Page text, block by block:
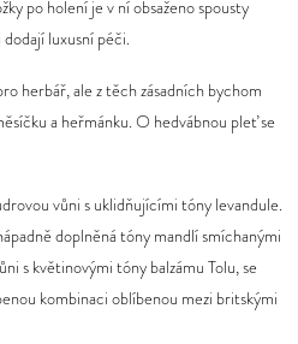
po holení je v ní obsaženo spousty
luxusní péči.
herbář, ale z těch zásadních bychom
a heřmánku. O hedvábnou pleť se
vůni s uklidňujícími tóny levandule.
doplněná tóny mandlí smíchanými
s květinovými tóny balzámu Tolu, se
kombinaci oblíbenou mezi britskými